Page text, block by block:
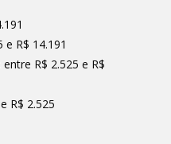
e R$ 14.191
entre R$ 2.525 e R$
R$ 2.525